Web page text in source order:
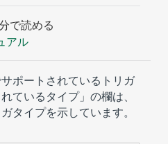
で読める
アル
ポートされているトリガ
ているタイプ」の欄は、
タイプを示しています。